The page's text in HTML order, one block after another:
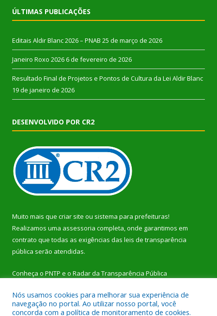
ÚLTIMAS PUBLICAÇÕES
Editais Aldir Blanc 2026 – PNAB 25 de março de 2026
Janeiro Roxo 2026 6 de fevereiro de 2026
Resultado Final de Projetos e Pontos de Cultura da Lei Aldir Blanc
19 de janeiro de 2026
DESENVOLVIDO POR CR2
Muito mais que criar site ou sistema para prefeituras!
Realizamos uma assessoria completa, onde garantimos em
contrato que todas as exigências das leis de transparência
pública serão atendidas.
Conheça o PNTP e o Radar da Transparência Pública
Nós usamos cookies para melhorar sua experiência de
navegação no portal. Ao utilizar nosso portal, você
concorda com a política de monitoramento de cookies.